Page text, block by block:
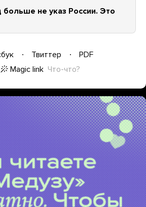
больше не указ России. Это
Твиттер
PDF
Magic link Что-что?